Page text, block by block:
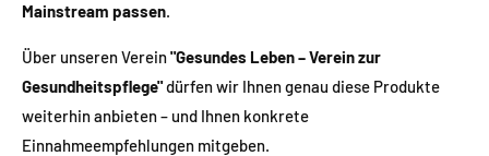
Mainstream passen.
Über unseren Verein"Gesundes Leben – Verein zur
Gesundheitspflege"dürfen wir Ihnen genau diese Produkte
weiterhin anbieten – und Ihnen konkrete
Einnahmeempfehlungen mitgeben.